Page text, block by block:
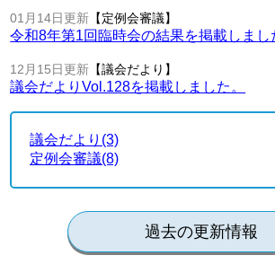
01月14日更新 【定例会審議】
令和8年第1回臨時会の結果を掲載しまし
12月15日更新 【議会だより】
議会だよりVol.128を掲載しました。
議会だより(3)
定例会審議(8)
過去の更新情報